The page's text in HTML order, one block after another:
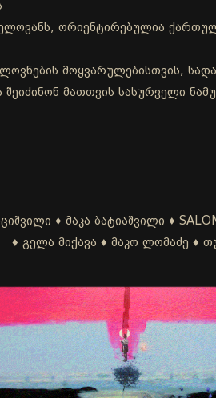
ორიენტირებულია
მოყვარულებისთვის,
მათთვის სასურველი
♦ მაკა ბატიაშვილი ♦
♦ გელა მიქავა ♦ მაკო ლომაძე ♦